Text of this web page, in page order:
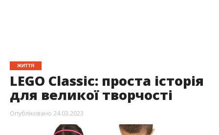
ЖИТТЯ
LEGO Classic: проста історія
для великої творчості
Опубліковано 24.03.2023